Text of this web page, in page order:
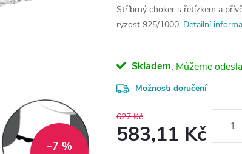
–7 %
Stříbrný choker s řetízkem a
ryzost 925/1000. Detailní
Skladem
Možnosti doručení
627 Kč
583,11 Kč